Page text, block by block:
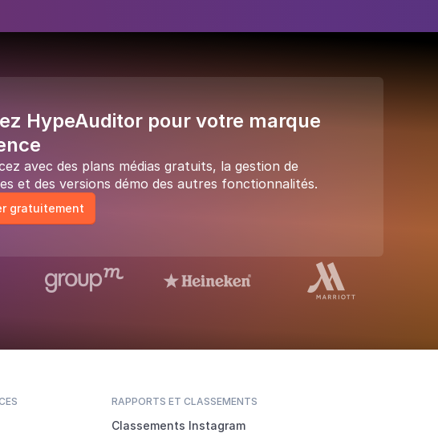
HypeAuditor pour votre marque
avec des plans médias gratuits, la gestion de
et des versions démo des autres fonctionnalités.
gratuitement
RAPPORTS ET CLASSEMENTS
Classements Instagram